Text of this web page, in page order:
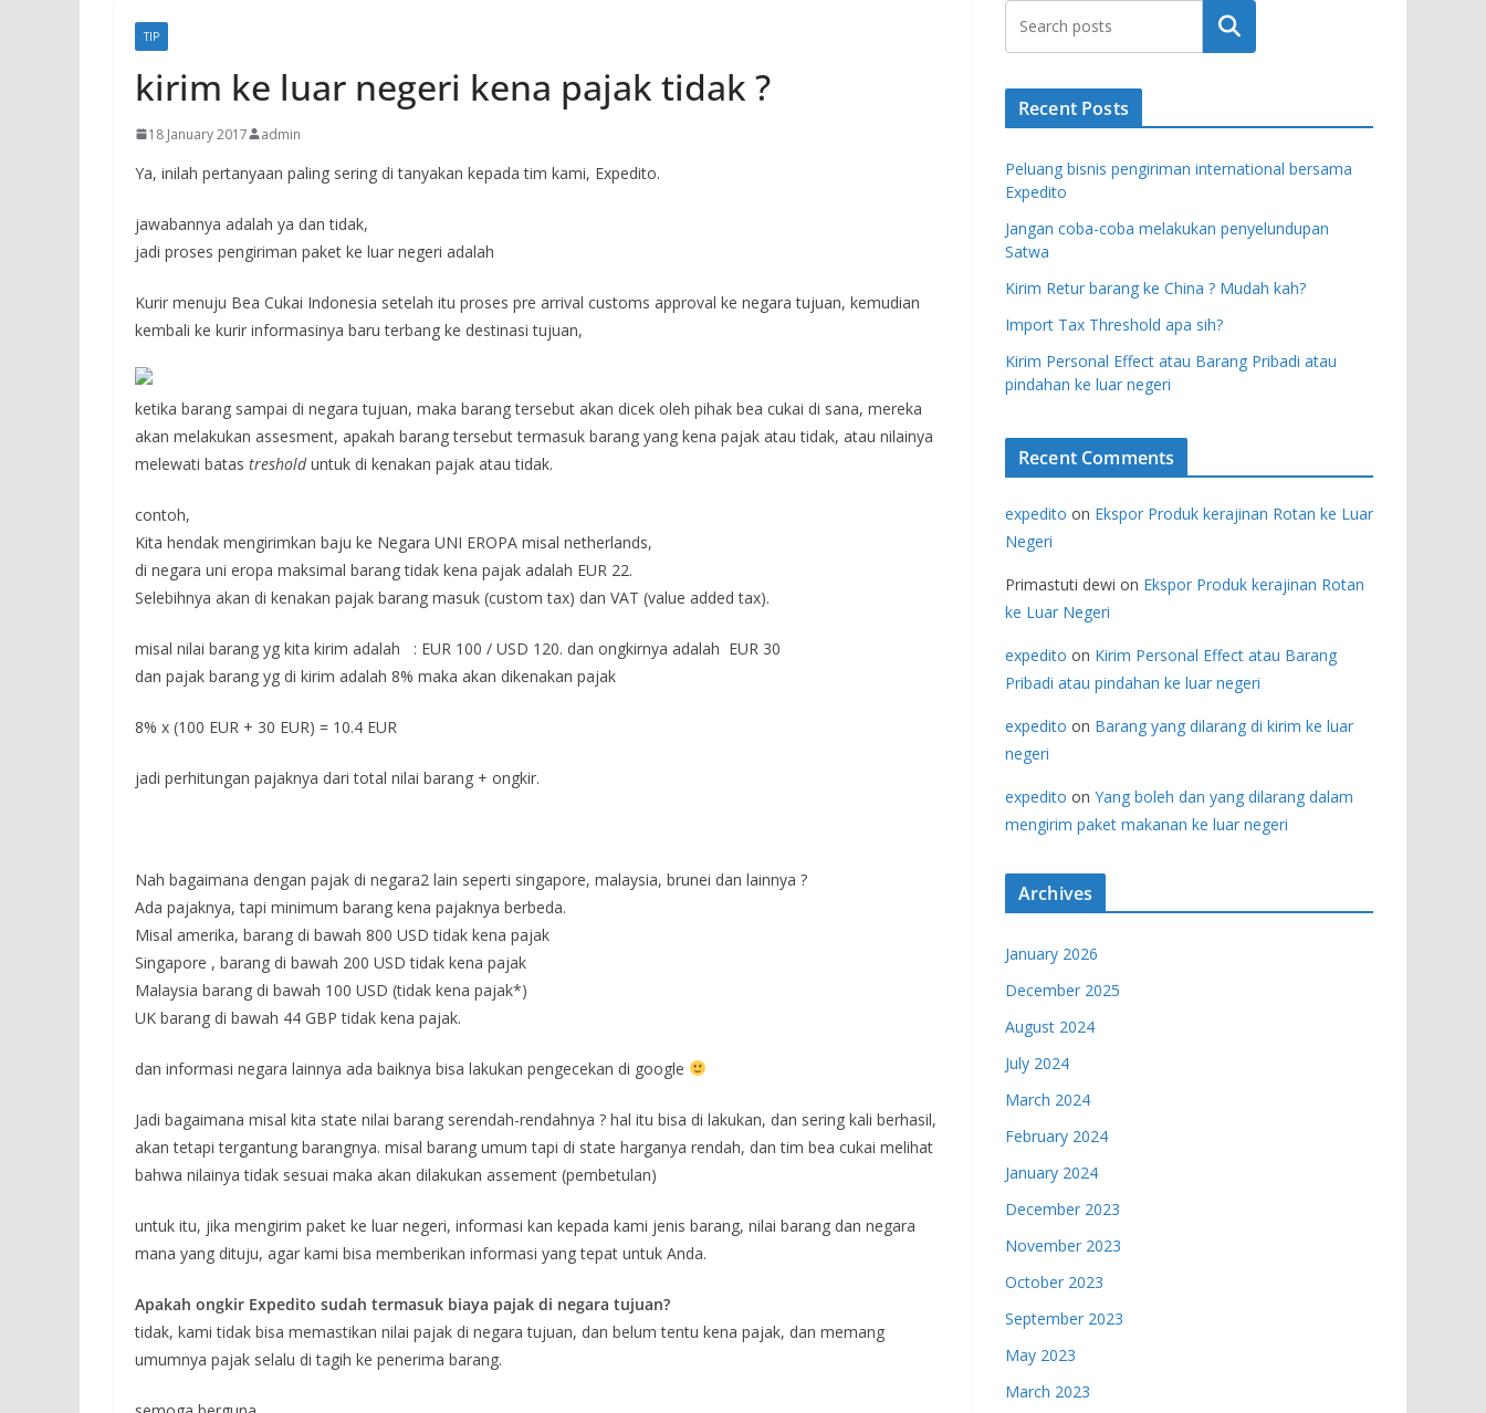
TIP
kirim ke luar negeri kena pajak tidak ?
18 January 2017 admin
Ya, inilah pertanyaan paling sering di tanyakan kepada tim kami, Expedito.
jawabannya adalah ya dan tidak,
jadi proses pengiriman paket ke luar negeri adalah
Kurir menuju Bea Cukai Indonesia setelah itu proses pre arrival customs approval ke negara tujuan, kemudian
kembali ke kurir informasinya baru terbang ke destinasi tujuan,
ketika barang sampai di negara tujuan, maka barang tersebut akan dicek oleh pihak bea cukai di sana, mereka
akan melakukan assesment, apakah barang tersebut termasuk barang yang kena pajak atau tidak, atau nilainya
melewati batas tresholduntuk di kenakan pajak atau tidak.
contoh,
Kita hendak mengirimkan baju ke Negara UNI EROPA misal netherlands,
di negara uni eropa maksimal barang tidak kena pajak adalah EUR 22.
Selebihnya akan di kenakan pajak barang masuk (custom tax) dan VAT (value added tax).
misal nilai barang yg kita kirim adalah : EUR 100 / USD 120. dan ongkirnya adalah EUR 30
dan pajak barang yg di kirim adalah 8% maka akan dikenakan pajak
8% x (100 EUR + 30 EUR) = 10.4 EUR
jadi perhitungan pajaknya dari total nilai barang + ongkir.
Nah bagaimana dengan pajak di negara2 lain seperti singapore, malaysia, brunei dan lainnya ?
Ada pajaknya, tapi minimum barang kena pajaknya berbeda.
Misal amerika, barang di bawah 800 USD tidak kena pajak
Singapore , barang di bawah 200 USD tidak kena pajak
Malaysia barang di bawah 100 USD (tidak kena pajak*)
UK barang di bawah 44 GBP tidak kena pajak.
dan informasi negara lainnya ada baiknya bisa lakukan pengecekan di google
Jadi bagaimana misal kita state nilai barang serendah-rendahnya ? hal itu bisa di lakukan, dan sering kali berhasil,
akan tetapi tergantung barangnya. misal barang umum tapi di state harganya rendah, dan tim bea cukai melihat
bahwa nilainya tidak sesuai maka akan dilakukan assement (pembetulan)
untuk itu, jika mengirim paket ke luar negeri, informasi kan kepada kami jenis barang, nilai barang dan negara
mana yang dituju, agar kami bisa memberikan informasi yang tepat untuk Anda.
Apakah ongkir Expedito sudah termasuk biaya pajak di negara tujuan?
tidak, kami tidak bisa memastikan nilai pajak di negara tujuan, dan belum tentu kena pajak, dan memang
umumnya pajak selalu di tagih ke penerima barang.
Search
Recent Posts
Peluang bisnis pengiriman international bersama
Expedito
Jangan coba-coba melakukan penyelundupan
Satwa
Kirim Retur barang ke China ? Mudah kah?
Import Tax Threshold apa sih?
Kirim Personal Effect atau Barang Pribadi atau
pindahan ke luar negeri
Recent Comments
expedito on Ekspor Produk kerajinan Rotan ke Luar
Negeri
Primastuti dewi on Ekspor Produk kerajinan Rotan
ke Luar Negeri
expedito on Kirim Personal Effect atau Barang
Pribadi atau pindahan ke luar negeri
expedito on Barang yang dilarang di kirim ke luar
negeri
expedito on Yang boleh dan yang dilarang dalam
mengirim paket makanan ke luar negeri
Archives
January 2026
December 2025
August 2024
July 2024
March 2024
February 2024
January 2024
December 2023
November 2023
October 2023
September 2023
May 2023
March 2023